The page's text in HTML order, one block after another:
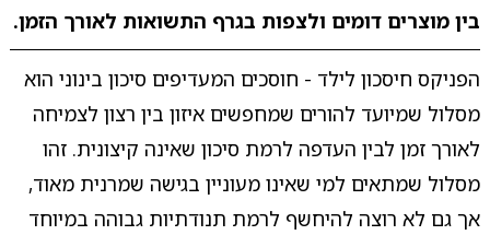
בין מוצרים דומים ולצפות בגרף התשואות לאורך הזמן.
הפניקס חיסכון לילד - חוסכים המעדיפים סיכון בינוני הוא
מסלול שמיועד להורים שמחפשים איזון בין רצון לצמיחה
לאורך זמן לבין העדפה לרמת סיכון שאינה קיצונית. זהו
מסלול שמתאים למי שאינו מעוניין בגישה שמרנית מאוד,
אך גם לא רוצה להיחשף לרמת תנודתיות גבוהה במיוחד